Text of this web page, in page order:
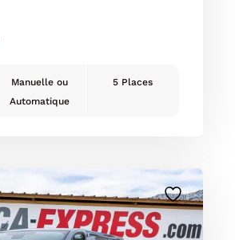
Manuelle ou
Automatique
5